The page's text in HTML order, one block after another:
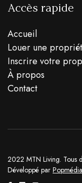
Accès rapide
Accueil
Louer une
Inscrire votre
À propos
Contact
2022 MTN Living. Tous
Développé par